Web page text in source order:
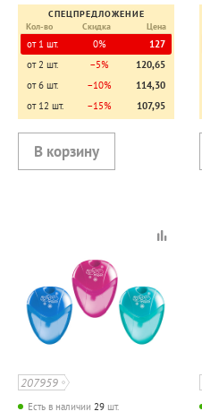
СПЕЦПРЕДЛОЖЕНИЕ
Кол-во
Скидка Цена
от 1 шт. 0%
127
от 2 шт.
−5%
120,65
от 6 шт.
−10%
114,30
от 12 шт.
−15% 107,95
207959
Есть в наличии 29 шт.